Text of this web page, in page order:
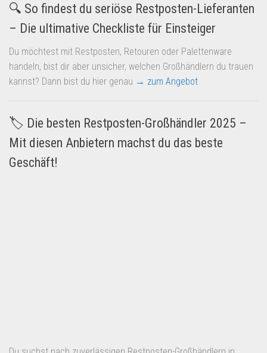
🔍 So findest du seriöse Restposten-Lieferanten
– Die ultimative Checkliste für Einsteiger
Du möchtest mit Restposten, Retouren oder Palettenware
handeln, bist dir aber unsicher, welchen Großhändlern du trauen
kannst? Dann bist du hier genau → zum Angebot
🏷️ Die besten Restposten-Großhändler 2025 –
Mit diesen Anbietern machst du das beste
Geschäft!